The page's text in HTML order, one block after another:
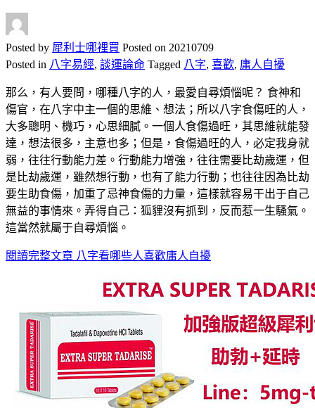
Posted by 犀利士哪裡買 Posted on 20210709
Posted in 八字易經, 談運論命 Tagged 八字, 喜歡, 庸人自擾
那么，有人要問，哪種八字的人，最愛自尋煩惱呢？ 食神和
傷官，在八字中主一個的思維、想法；所以八字食傷旺的人，
大多聰明、機巧，心思細膩。一個人食傷過旺，其思維就能發
達，想法很多，主意也多；但是，食傷過旺的人，必定我身就
弱，往往行動能力差。行動能力增強，往往需要比劫歲運，但
是比劫歲運，雖然想行動，也有了能力行動；也往往因為比劫
要生助食傷，加重了忌神食傷的力量，這樣就容易干出于自己
無益的事情來。弄得自己：狐貍沒有抓到，反而惹一生騷氣。
這當然就屬于自尋煩惱。
閱讀完整文章 八字看哪些人喜歡庸人自擾